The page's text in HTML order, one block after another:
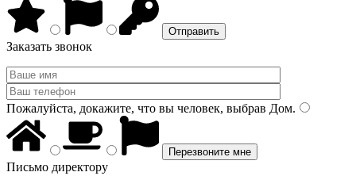
Заказать звонок
Пожалуйста, докажите, что вы человек, выбрав Дом.
Письмо директору